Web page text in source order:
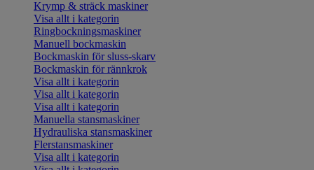
Krymp & sträck maskiner
Visa allt i kategorin
Ringbockningsmaskiner
Manuell bockmaskin
Bockmaskin för sluss-skarv
Bockmaskin för rännkrok
Visa allt i kategorin
Visa allt i kategorin
Visa allt i kategorin
Manuella stansmaskiner
Hydrauliska stansmaskiner
Flerstansmaskiner
Visa allt i kategorin